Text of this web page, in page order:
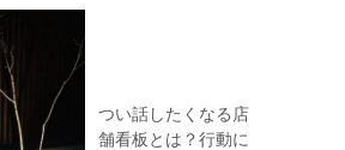
つい話したくなる店
舗看板とは？行動に